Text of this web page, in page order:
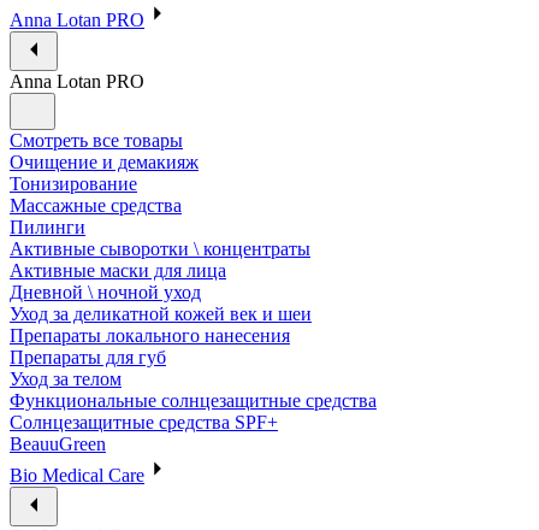
Anna Lotan PRO
Anna Lotan PRO
Смотреть все товары
Очищение и демакияж
Тонизирование
Массажные средства
Пилинги
Активные сыворотки \ концентраты
Активные маски для лица
Дневной \ ночной уход
Уход за деликатной кожей век и шеи
Препараты локального нанесения
Препараты для губ
Уход за телом
Функциональные солнцезащитные средства
Солнцезащитные средства SPF+
BeauuGreen
Bio Medical Care